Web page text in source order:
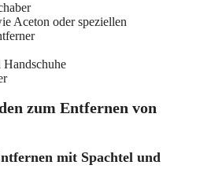
Aceton oder speziellen
zum Entfernen von
mit Spachtel und